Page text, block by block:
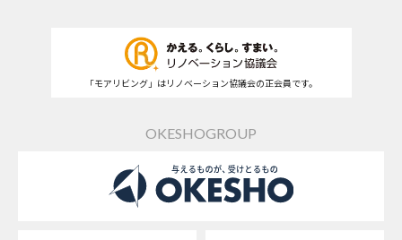
「モアリビング」はリノベーション協議会の正会員です。
OKESHOGROUP